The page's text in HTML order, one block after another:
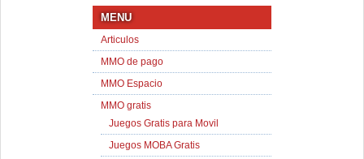
MENU
Articulos
MMO de pago
MMO Espacio
MMO gratis
Juegos Gratis para Movil
Juegos MOBA Gratis